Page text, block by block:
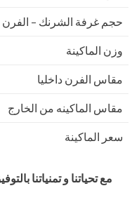
حجم غرفة الشرنك – الفرن
وزن الماكينة
مقاس الفرن داخليا
مقاس الماكينه من الخارج
سعر الماكينة
مع تحياتنا و تمنياتنا